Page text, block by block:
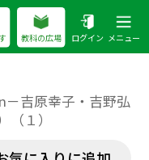
教科の広場 ログイン メニュー
吉原幸子・吉野弘
（１）